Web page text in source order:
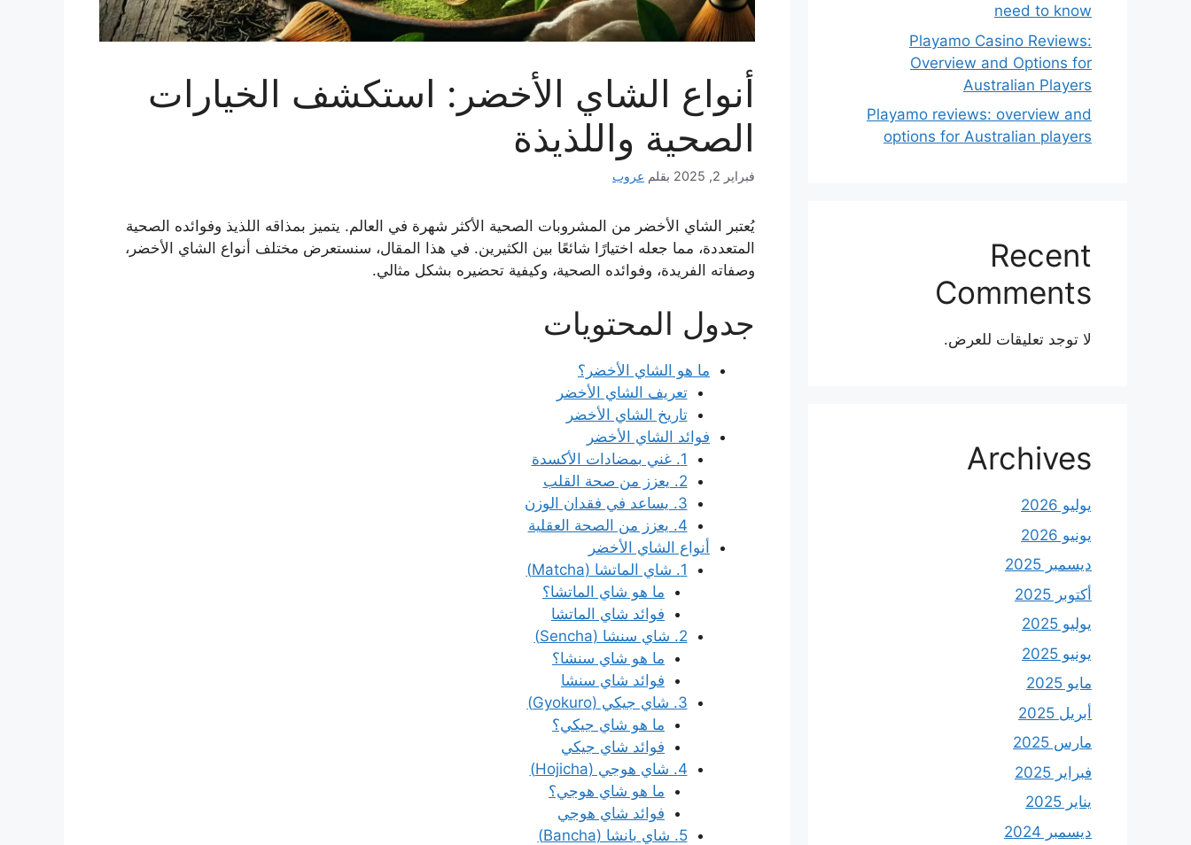
أنواع الشاي الأخضر: استكشف الخيارات
الصحية واللذيذة
فبراير 2, 2025 بقلم عروب
يُعتبر الشاي الأخضر من المشروبات الصحية الأكثر شهرة في العالم. يتميز بمذاقه اللذيذ وفوائده الصحية
المتعددة، مما جعله اختيارًا شائعًا بين الكثيرين. في هذا المقال، سنستعرض مختلف أنواع الشاي الأخضر،
وصفاته الفريدة، وفوائده الصحية، وكيفية تحضيره بشكل مثالي.
جدول المحتويات
ما هو الشاي الأخضر؟
تعريف الشاي الأخضر
تاريخ الشاي الأخضر
فوائد الشاي الأخضر
1. غني بمضادات الأكسدة
2. يعزز من صحة القلب
3. يساعد في فقدان الوزن
4. يعزز من الصحة العقلية
أنواع الشاي الأخضر
1. شاي الماتشا (Matcha)
ما هو شاي الماتشا؟
فوائد شاي الماتشا
2. شاي سنشا (Sencha)
ما هو شاي سنشا؟
فوائد شاي سنشا
3. شاي جيكي (Gyokuro)
ما هو شاي جيكي؟
فوائد شاي جيكي
4. شاي هوجي (Hojicha)
ما هو شاي هوجي؟
فوائد شاي هوجي
5. شاي بانشا (Bancha)
need to know
Playamo Casino Reviews:
Overview and Options for
Australian Players
Playamo reviews: overview and
options for Australian players
Recent
Comments
لا توجد تعليقات للعرض.
Archives
يوليو 2026
يونيو 2026
ديسمبر 2025
أكتوبر 2025
يوليو 2025
يونيو 2025
مايو 2025
أبريل 2025
مارس 2025
فبراير 2025
يناير 2025
ديسمبر 2024